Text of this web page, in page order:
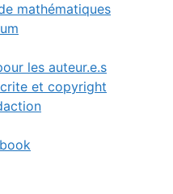
mathématiques
les auteur.e.s
et copyright